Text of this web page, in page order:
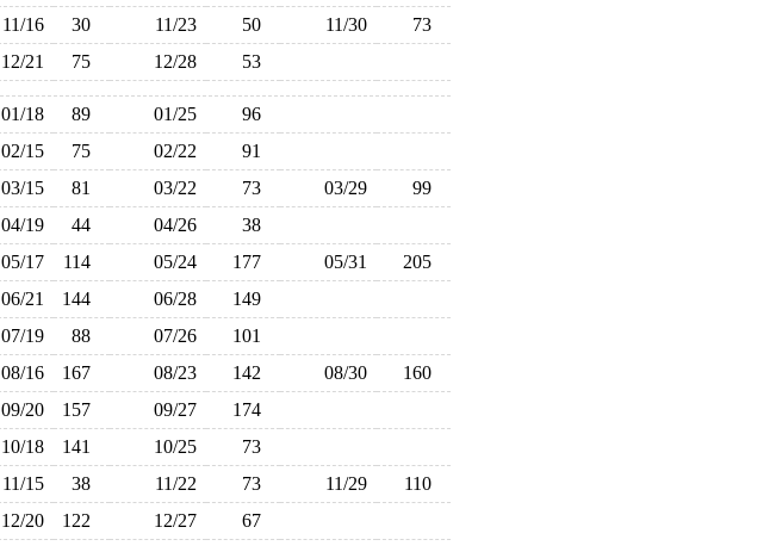
11/16 30 11/23 50 11/30
73
12/21 75 12/28 53
01/18 89 01/25
96
02/15 75 02/22
91
03/15 81 03/22 73 03/29
99
04/19 44 04/26
38
05/17 114 05/24 177 05/31
205
06/21 144 06/28
149
07/19 88 07/26
101
08/16 167 08/23 142 08/30
160
09/20 157 09/27
174
10/18 141 10/25
73
11/15 38 11/22 73 11/29
110
12/20 122 12/27 67